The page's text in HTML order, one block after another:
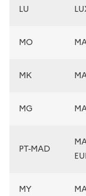
LU
MO
MK
MG
PT-MAD
MY